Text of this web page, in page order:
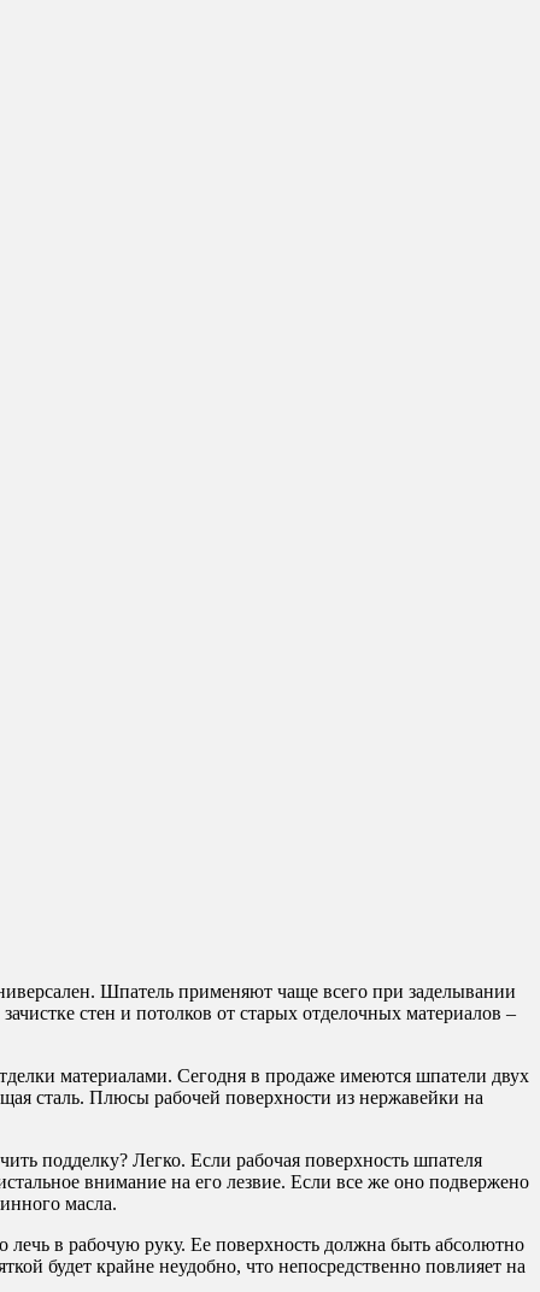
Шпатель применяют чаще всего при заделывании
стен и потолков от старых отделочных материалов –
материалами. Сегодня в продаже имеются шпатели двух
сталь. Плюсы рабочей поверхности из нержавейки на
подделку? Легко. Если рабочая поверхность шпателя
внимание на его лезвие. Если все же оно подвержено
масла.
лечь в рабочую руку. Ее поверхность должна быть абсолютно
будет крайне неудобно, что непосредственно повлияет на